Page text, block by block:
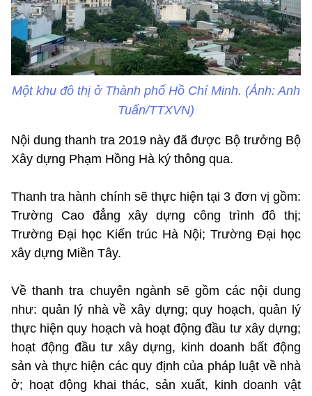
Một khu đô thị ở Thành phố Hồ Chí Minh. (Ảnh: Anh
Tuấn/TTXVN)
Nội dung thanh tra 2019 này đã được Bộ trưởng Bộ
Xây dựng Phạm Hồng Hà ký thông qua.
Thanh tra hành chính sẽ thực hiện tại 3 đơn vị gồm:
Trường Cao đẳng xây dựng công trình đô thị;
Trường Đại học Kiến trúc Hà Nội; Trường Đại học
xây dựng Miền Tây.
Về thanh tra chuyên ngành sẽ gồm các nội dung
như: quản lý nhà về xây dựng; quy hoạch, quản lý
thực hiện quy hoạch và hoạt động đầu tư xây dựng;
hoạt động đầu tư xây dựng, kinh doanh bất động
sản và thực hiện các quy định của pháp luật về nhà
ở; hoạt động khai thác, sản xuất, kinh doanh vật